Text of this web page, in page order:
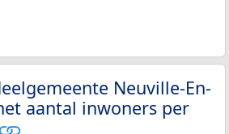
Neuville-En-
aantal inwoners per